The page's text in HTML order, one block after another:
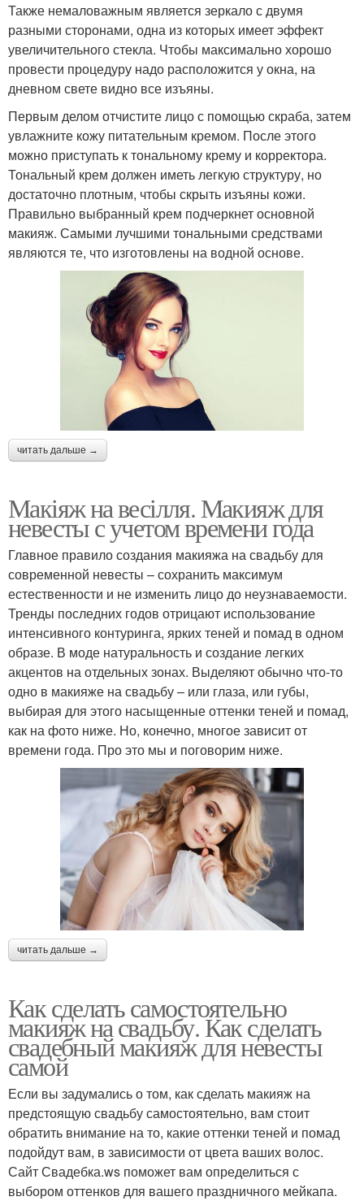
Также немаловажным является зеркало с двумя
разными сторонами, одна из которых имеет эффект
увеличительного стекла. Чтобы максимально хорошо
провести процедуру надо расположится у окна, на
дневном свете видно все изъяны.
Первым делом отчистите лицо с помощью скраба, затем
увлажните кожу питательным кремом. После этого
можно приступать к тональному крему и корректора.
Тональный крем должен иметь легкую структуру, но
достаточно плотным, чтобы скрыть изъяны кожи.
Правильно выбранный крем подчеркнет основной
макияж. Самыми лучшими тональными средствами
являются те, что изготовлены на водной основе.
читать дальше →
Макіяж на весілля. Макияж для
невесты с учетом времени года
Главное правило создания макияжа на свадьбу для
современной невесты – сохранить максимум
естественности и не изменить лицо до неузнаваемости.
Тренды последних годов отрицают использование
интенсивного контуринга, ярких теней и помад в одном
образе. В моде натуральность и создание легких
акцентов на отдельных зонах. Выделяют обычно что-то
одно в макияже на свадьбу – или глаза, или губы,
выбирая для этого насыщенные оттенки теней и помад,
как на фото ниже. Но, конечно, многое зависит от
времени года. Про это мы и поговорим ниже.
читать дальше →
Как сделать самостоятельно
макияж на свадьбу. Как сделать
свадебный макияж для невесты
самой
Если вы задумались о том, как сделать макияж на
предстоящую свадьбу самостоятельно, вам стоит
обратить внимание на то, какие оттенки теней и помад
подойдут вам, в зависимости от цвета ваших волос.
Сайт Свадебка.ws поможет вам определиться с
выбором оттенков для вашего праздничного мейкапа.